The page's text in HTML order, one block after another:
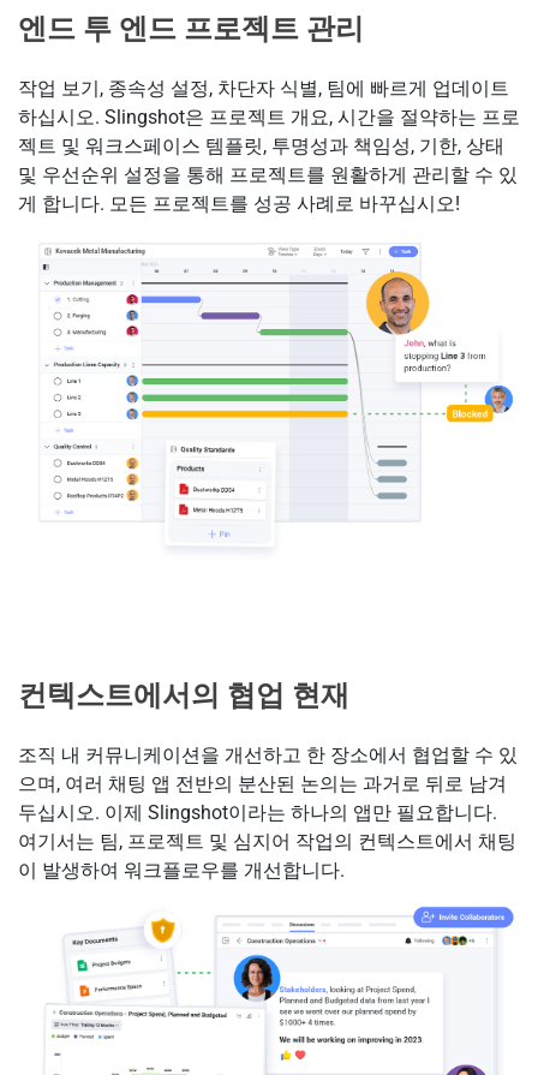
엔드 투 엔드 프로젝트 관리
작업 보기, 종속성 설정, 차단자 식별, 팀에 빠르게 업데이트
하십시오. Slingshot은 프로젝트 개요, 시간을 절약하는 프로
젝트 및 워크스페이스 템플릿, 투명성과 책임성, 기한, 상태
및 우선순위 설정을 통해 프로젝트를 원활하게 관리할 수 있
게 합니다. 모든 프로젝트를 성공 사례로 바꾸십시오!
컨텍스트에서의 협업 현재
조직 내 커뮤니케이션을 개선하고 한 장소에서 협업할 수 있
으며, 여러 채팅 앱 전반의 분산된 논의는 과거로 뒤로 남겨
두십시오. 이제 Slingshot이라는 하나의 앱만 필요합니다.
여기서는 팀, 프로젝트 및 심지어 작업의 컨텍스트에서 채팅
이 발생하여 워크플로우를 개선합니다.